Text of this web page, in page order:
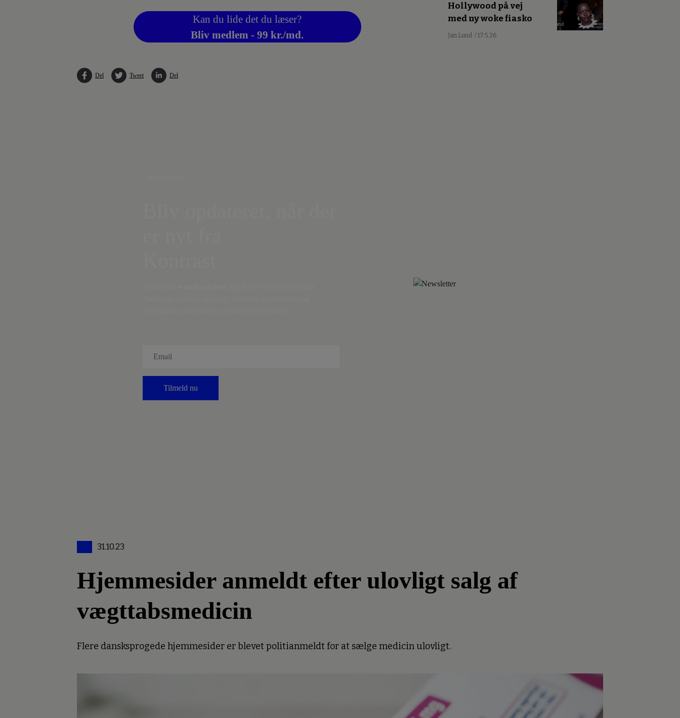
Kan du lide det du læser?
Bliv medlem - 99 kr./md.
Del Tweet Del
Hollywood på vej
med ny woke fiasko
Jan Lund / 17.5.26
Tilmeld nu
31.10.23
Hjemmesider anmeldt efter ulovligt salg af
vægttabsmedicin
Flere dansksprogede hjemmesider er blevet politianmeldt for at sælge medicin ulovligt.